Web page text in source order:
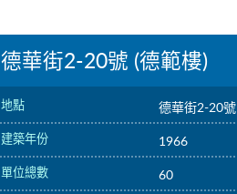
德華街2-20號 (德範樓)
地點 德華街2-20號
建築年份 1966
單位總數 60